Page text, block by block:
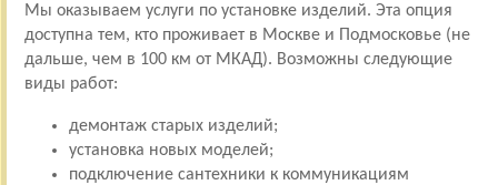
Мы оказываем услуги по установке изделий. Эта опция
доступна тем, кто проживает в Москве и Подмосковье (не
дальше, чем в 100 км от МКАД). Возможны следующие
виды работ:
демонтаж старых изделий;
установка новых моделей;
подключение сантехники к коммуникациям